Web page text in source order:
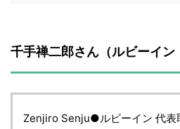
千手禅二郎さん（ルビーイン
Zenjiro Senju●ルビーイン 代表